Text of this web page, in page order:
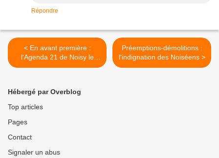
Répondre
< En avant première :
l'Agenda 21 de Noisy le
Grand
Préemptions-démolitions :
l'indignation des Noiséens >
Hébergé par Overblog
Top articles
Pages
Contact
Signaler un abus